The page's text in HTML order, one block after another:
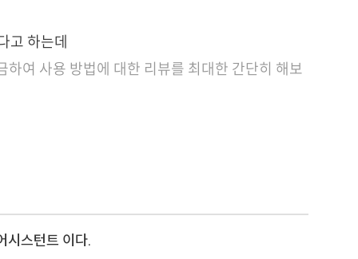
고 하는데
여 사용 방법에 대한 리뷰를 최대한 간단히 해보
시스턴트 이다.